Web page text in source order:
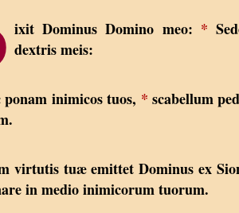
ixit Dominus Domino meo: *
dextris meis:
ponam inimicos tuos, * scabellum
virtutis tuæ emittet Dominus ex
in medio inimicorum tuorum.